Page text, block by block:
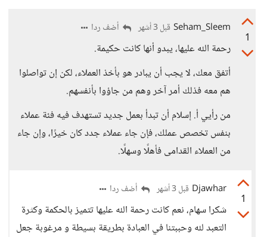
1
Seham_Sleem قبل 3 أشهر أضف ردا
رحمة الله عليها، يبدو أنها كانت حكيمة.
أتفق معك، لا يجب أن يبادر هو بأخذ العملاء، لكن إن تواصلوا
هم معه فذلك أمر آخر وهم من جاؤوا بأنفسهم.
من رأيي أ. إسلام أن تبدأ بعمل جديد تستهدف فيه فئة عملاء
بنفس تخصص عملك، فإن جاء عملاء جدد كان خيرًا، وإن جاء
من العملاء القدامى فأهلًا وسهلًا.
1
Djawhar قبل 3 أشهر أضف ردا
شكرا سهام، نعم كانت رحمة الله عليها تتميز بالحكمة وكثرة
التعبد لله وحببتنا في العبادة بطريقة بسيطة و مرغوبة جعل